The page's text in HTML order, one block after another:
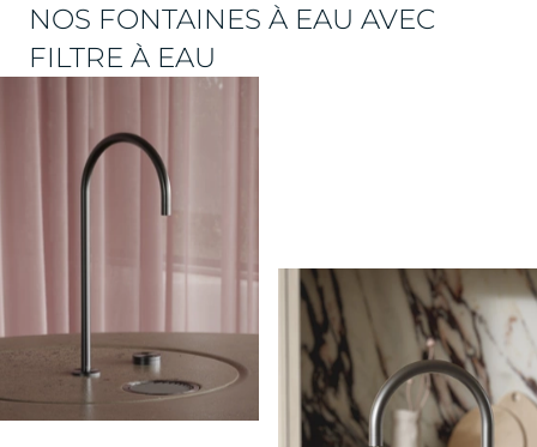
NOS FONTAINES À EAU AVEC
FILTRE À EAU